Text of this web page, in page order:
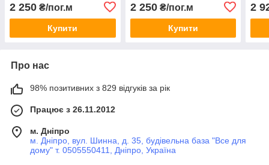
2 250 ₴/пог.м
Купити
2 250₴/пог.м
Купити
2
Про нас
98% позитивних з 829 відгуків за рік
Працює з 26.11.2012
м. Дніпро
м. Дніпро, вул. Шинна, д. 35, будівельна база "Все для
дому" т. 0505550411, Дніпро, Україна